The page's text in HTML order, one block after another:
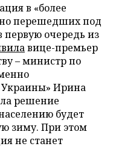
в «более
перешедших под
первую очередь из
вице-премьер
– министр по
Ирина
решение
будет
зиму. При этом
не станет